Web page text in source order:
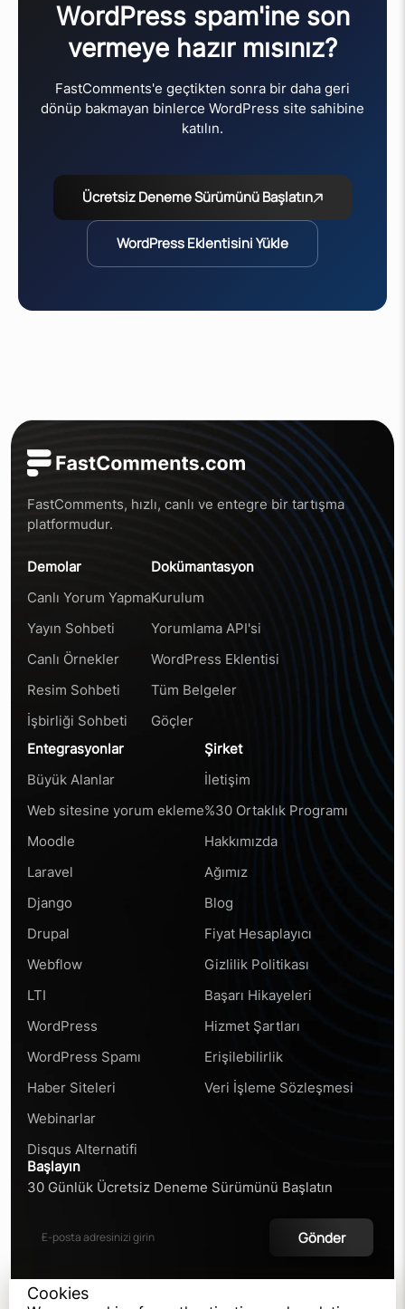
WordPress spam'ine son
vermeye hazır mısınız?
FastComments'e geçtikten sonra bir daha geri
dönüp bakmayan binlerce WordPress site sahibine
katılın.
Ücretsiz Deneme Sürümünü Başlatın
WordPress Eklentisini Yükle
FastComments, hızlı, canlı ve entegre bir tartışma
platformudur.
Demolar
Canlı Yorum Yapma
Yayın Sohbeti
Canlı Örnekler
Resim Sohbeti
İşbirliği Sohbeti
Dokümantasyon
Kurulum
Yorumlama API'si
WordPress Eklentisi
Tüm Belgeler
Göçler
Entegrasyonlar
Büyük Alanlar
Web sitesine yorum ekleme
Moodle
Laravel
Django
Drupal
Webflow
LTI
WordPress
WordPress Spamı
Haber Siteleri
Webinarlar
Disqus Alternatifi
Şirket
İletişim
%30 Ortaklık Programı
Hakkımızda
Ağımız
Blog
Fiyat Hesaplayıcı
Gizlilik Politikası
Başarı Hikayeleri
Hizmet Şartları
Erişilebilirlik
Veri İşleme Sözleşmesi
Başlayın
30 Günlük Ücretsiz Deneme Sürümünü Başlatın
Gönder
Cookies